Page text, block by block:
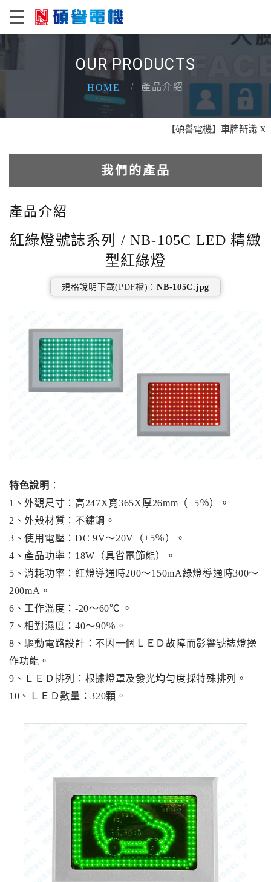
OUR PRODUCTS
HOME 產品介紹
【碩譽電機】車牌辨識 X
我們的產品
電動車車位管制系統
車道資訊看板系統
電動柵欄機系列
反向尋車系統系列
門禁人臉辨識系列
長距離讀卡機系列
紅綠燈號誌系列
車輪檔防撞條系列
安全警示(週邊)設備系列
熱拌劃線系列
產品介紹
紅綠燈號誌系列 / NB-105C LED 精緻
型紅綠燈
規格說明下載(PDF檔)：NB-105C.jpg
特色說明 ：
1、外觀尺寸：高247X寬365X厚26mm（±5％）。
2、外殼材質：不鏽鋼。
3、使用電壓：DC 9V～20V（±5％）。
4、產品功率：18W（具省電節能）。
5、消耗功率：紅燈導通時200～150mA綠燈導通時300～
200mA。
6、工作溫度：-20～60℃ 。
7、相對濕度：40～90％。
8、驅動電路設計：不因一個ＬＥＤ故障而影響號誌燈操
作功能。
9、ＬＥＤ排列：根據燈罩及發光均勻度採特殊排列。
10、ＬＥＤ數量：320顆。